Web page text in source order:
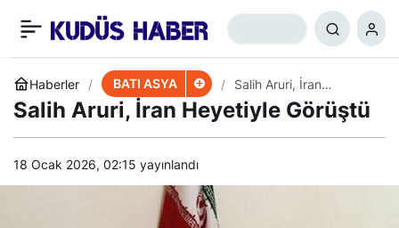
Haberler BATI ASYA
Salih Aruri, İran
Heyetiyle Görüştü
Salih Aruri, İran Heyetiyle Görüştü
18 Ocak 2026, 02:15 yayınlandı
Hizbullah, Arsel’de
Siyonistlerin Elini Kolunu
Bağladı
+ 0 Paylaş